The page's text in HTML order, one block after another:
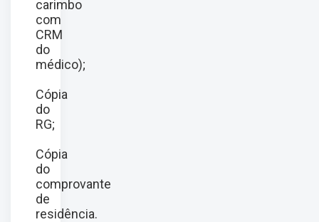
carimbo
com
CRM
do
médico);
Cópia
do
RG;
Cópia
do
comprovante
de
residência.